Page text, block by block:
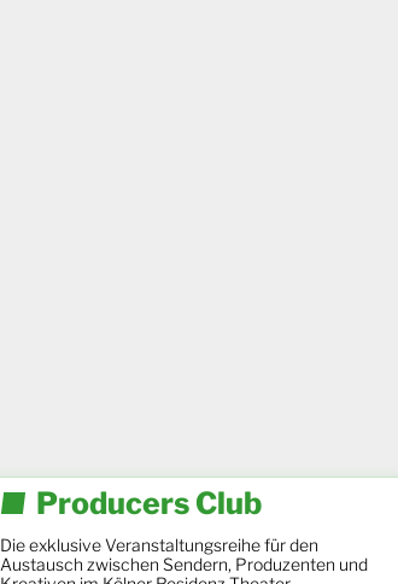
Producers Club
Die exklusive Veranstaltungsreihe für den
Austausch zwischen Sendern, Produzenten und